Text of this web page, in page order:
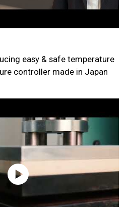
easy & safe temperature
controller made in Japan